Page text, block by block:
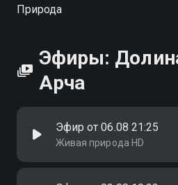
Природа
Эфиры:
Арча
Эфир от 06.08 21:25
Живая природа HD